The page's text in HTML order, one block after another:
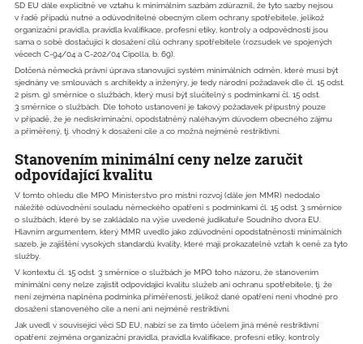
SD EU dále explicitně ve vztahu k minimálním sazbám zdůraznil, že tyto sazby nejsou
v řadě případů nutné a odůvodnitelné obecným cílem ochrany spotřebitele, jelikož
organizační pravidla, pravidla kvalifikace, profesní etiky, kontroly a odpovědnosti jsou
sama o sobě dostačující k dosažení cílů ochrany spotřebitele (rozsudek ve spojených
věcech C-94/04 a C-202/04 Cipolla, b. 69).
Dotčená německá právní úprava stanovující systém minimálních odměn, které musí být
sjednány ve smlouvách s architekty a inženýry, je tedy národní požadavek dle čl. 15 odst.
2 písm. g) směrnice o službách, který musí být slučitelný s podmínkami čl. 15 odst.
3 směrnice o službách. Dle tohoto ustanovení je takový požadavek přípustný pouze
v případě, že je nediskriminační, opodstatněný naléhavým důvodem obecného zájmu
a přiměřený, tj. vhodný k dosažení cíle a co možná nejméně restriktivní.
Stanovením minimální ceny nelze zaručit
odpovídající kvalitu
V tomto ohledu dle MPO Ministerstvo pro místní rozvoj (dále jen MMR) nedodalo
náležité odůvodnění souladu německého opatření s podmínkami čl. 15 odst. 3 směrnice
o službách, které by se zakládalo na výše uvedené judikatuře Soudního dvora EU.
Hlavním argumentem, který MMR uvedlo jako zdůvodnění opodstatněnosti minimálních
sazeb, je zajištění vysokých standardů kvality, které mají prokazatelně vztah k ceně za tyto
služby.
V kontextu čl. 15 odst. 3 směrnice o službách je MPO toho názoru, že stanovením
minimální ceny nelze zajistit odpovídající kvalitu služeb ani ochranu spotřebitele, tj. že
není zejména naplněna podmínka přiměřenosti, jelikož dané opatření není vhodné pro
dosažení stanoveného cíle a není ani nejméně restriktivní.
Jak uvedl v související věci SD EU, nabízí se za tímto účelem jiná méně restriktivní
opatření: zejména organizační pravidla, pravidla kvalifikace, profesní etiky, kontroly